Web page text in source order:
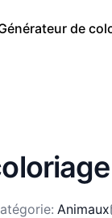
de
Animaux